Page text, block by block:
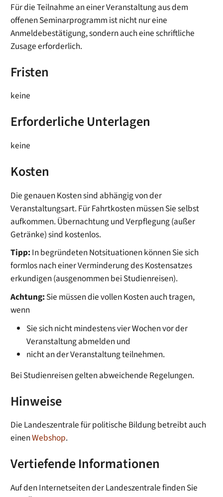
Für die Teilnahme an einer Veranstaltung aus dem
offenen Seminarprogramm ist nicht nur eine
Anmeldebestätigung, sondern auch eine schriftliche
Zusage erforderlich.
Fristen
keine
Erforderliche Unterlagen
keine
Kosten
Die genauen Kosten sind abhängig von der
Veranstaltungsart. Für Fahrtkosten müssen Sie selbst
aufkommen. Übernachtung und Verpflegung (außer
Getränke) sind kostenlos.
Tipp: In begründeten Notsituationen können Sie sich
formlos nach einer Verminderung des Kostensatzes
erkundigen (ausgenommen bei Studienreisen).
Achtung: Sie müssen die vollen Kosten auch tragen,
wenn
Sie sich nicht mindestens vier Wochen vor der
Veranstaltung abmelden und
nicht an der Veranstaltung teilnehmen.
Bei Studienreisen gelten abweichende Regelungen.
Hinweise
Die Landeszentrale für politische Bildung betreibt auch
einenWebshop.
Vertiefende Informationen
Auf den Internetseiten der Landeszentrale finden Sie